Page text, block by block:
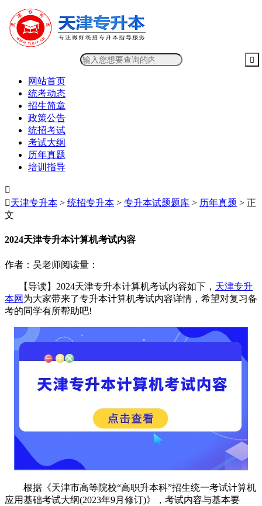
网站首页
统考动态
招生简章
政策公告
统招考试
考试大纲
历年真题
培训指导

天津专升本 > 统招专升本 > 专升本试题题库 > 历年真题 > 正
文
2024天津专升本计算机考试内容
作者：吴老师阅读量：
【导读】 2024天津专升本计算机考试内容如下， 天津专升
本网 为大家带来了专升本计算机考试内容详情， 希望对复习备
考的同学有所帮助吧!
根据《天津市高等院校“高职升本科”招生统一考试计算机
应用基础考试大纲(2023年9月修订)》，考试内容与基本要